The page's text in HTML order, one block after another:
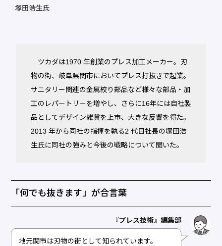
塚田浩生氏
ツカダは1970 年創業のプレス加工メーカー。刃
物の街、岐阜県関市においてプレス打抜きで起業。
サニタリー関連の金属絞り部品など様々な部品・加
工のレパートリーを増やし、さらに16年には自社製
品としてデザイン雑貨を上市、大きな反響を得た。
2013 年から同社の指揮を執る2 代目社長の塚田浩
生氏に同社の強みと今後の戦略について聞いた。
「何でも抜きます」が合言葉
『プレス技術』編集部
地元関市は刃物の街として知られています。